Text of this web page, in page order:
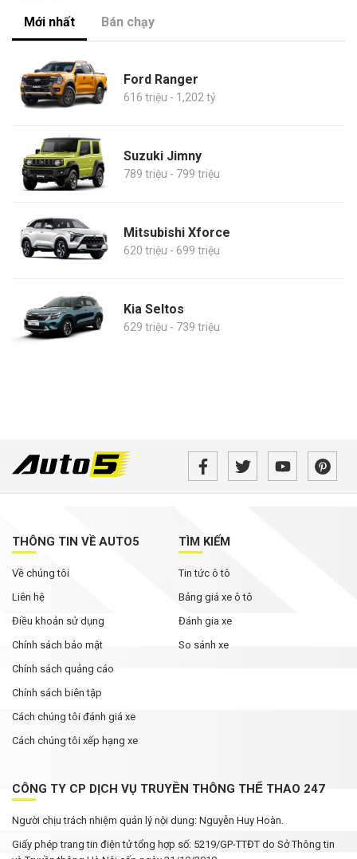
Mới nhất Bán chạy
Ford Ranger
616 triệu - 1,202 tỷ
Suzuki Jimny
789 triệu - 799 triệu
Mitsubishi Xforce
620 triệu - 699 triệu
Kia Seltos
629 triệu - 739 triệu
THÔNG TIN VỀ AUTO5
Về chúng tôi
Liên hệ
Điều khoản sử dụng
Chính sách bảo mật
Chính sách quảng cáo
Chính sách biên tập
Cách chúng tôi đánh giá xe
Cách chúng tôi xếp hạng xe
TÌM KIẾM
Tin tức ô tô
Bảng giá xe ô tô
Đánh gia xe
So sánh xe
CÔNG TY CP DỊCH VỤ TRUYỀN THÔNG THỂ THAO 247
Người chịu trách nhiệm quản lý nội dung: Nguyễn Huy Hoàn.
Giấy phép trang tin điện tử tổng hợp số: 5219/GP-TTĐT do Sở Thông tin